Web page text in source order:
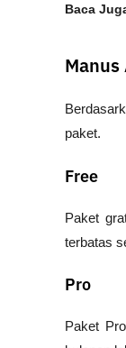
Baca
paket.
Free
Paket
terbatas
Pro
Paket